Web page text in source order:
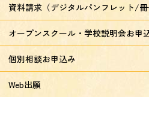
資料請求（デジタルパンフレット/冊
オープンスクール・学校説明会お申
個別相談お申込み
Web出願